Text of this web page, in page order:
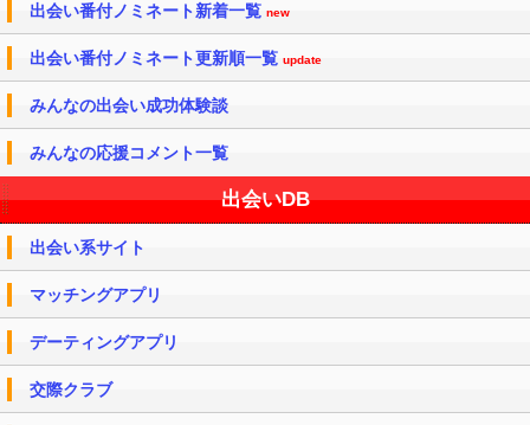
出会い番付ノミネート新着一覧 new
出会い番付ノミネート更新順一覧 update
みんなの出会い成功体験談
みんなの応援コメント一覧
出会いDB
出会い系サイト
マッチングアプリ
デーティングアプリ
交際クラブ